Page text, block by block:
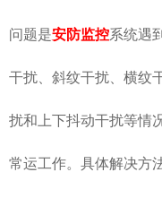
问题是安防监控系统遇
干扰、斜纹干扰、横纹
扰和上下抖动干扰等情
常运工作。具体解决方